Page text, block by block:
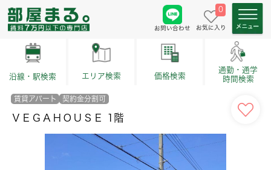
お問い合わせ
0
お気に入り
沿線・駅検索 エリア検索 価格検索
通勤・通学
時間検索
賃貸アパート 契約金分割可
ＶＥＧＡＨＯＵＳＥ 1階